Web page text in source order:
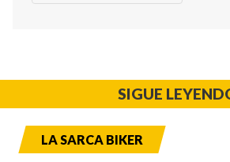
SIGUE
LA SARCA BIKER